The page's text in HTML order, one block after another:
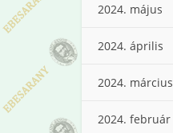
2024. május
2024. április
2024. március
2024. február